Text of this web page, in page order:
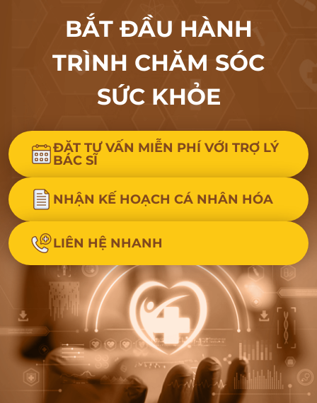
BẮT ĐẦU HÀNH
TRÌNH CHĂM SÓC
SỨC KHỎE
ĐẶT TƯ VẤN MIỄN PHÍ VỚI TRỢ LÝ
BÁC SĨ
NHẬN KẾ HOẠCH CÁ NHÂN HÓA
LIÊN HỆ NHANH